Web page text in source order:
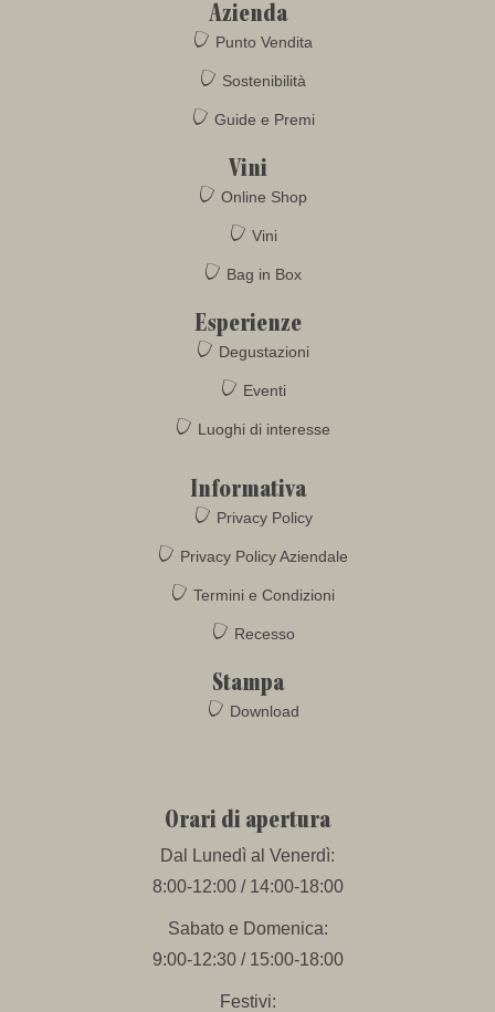
Azienda
Punto Vendita
Sostenibilità
Guide e Premi
Vini
Online Shop
Vini
Bag in Box
Esperienze
Degustazioni
Eventi
Luoghi di interesse
Informativa
Privacy Policy
Privacy Policy Aziendale
Termini e Condizioni
Recesso
Stampa
Download
Orari di apertura
Dal Lunedì al Venerdì:
8:00-12:00 / 14:00-18:00
Sabato e Domenica:
9:00-12:30 / 15:00-18:00
Festivi: